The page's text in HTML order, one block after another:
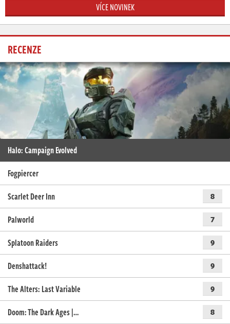
VÍCE NOVINEK
RECENZE
Halo: Campaign Evolved
Fogpiercer
Scarlet Deer Inn
8
Palworld 7
Splatoon Raiders 9
Denshattack! 9
The Alters: Last Variable 9
Doom: The Dark Ages |… 8